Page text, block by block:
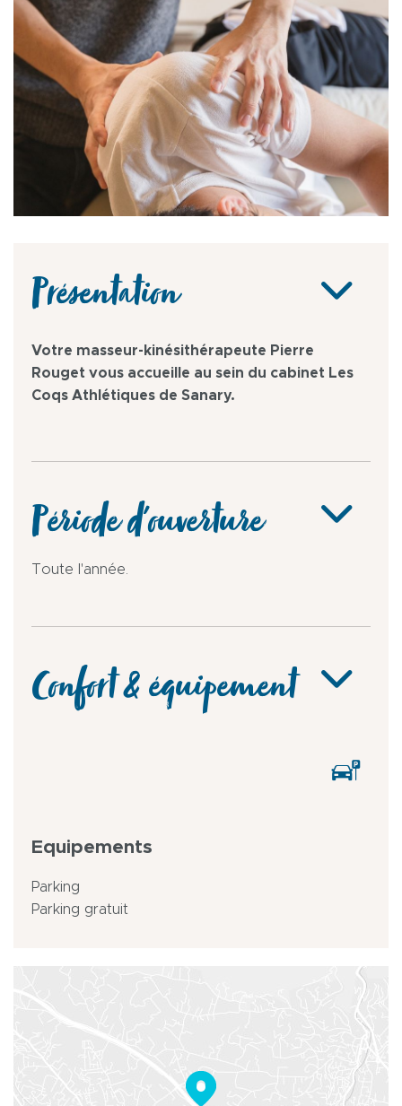
Présentation
Votre masseur-kinésithérapeute Pierre
Rouget vous accueille au sein du cabinet Les
Coqs Athlétiques de Sanary.
Période d'ouverture
Toute l'année.
Confort & équipement
Equipements
Parking
Parking gratuit